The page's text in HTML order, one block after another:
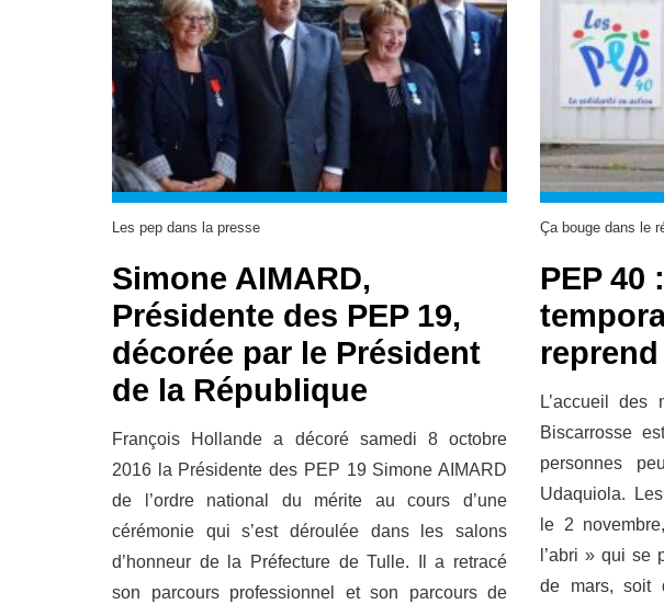
Les pep dans la presse
Simone AIMARD,
Présidente des PEP 19,
décorée par le Président
de la République
François Hollande a décoré samedi 8 octobre
2016 la Présidente des PEP 19 Simone AIMARD
de l’ordre national du mérite au cours d’une
cérémonie qui s’est déroulée dans les salons
d’honneur de la Préfecture de Tulle. Il a retracé
son parcours professionnel et son parcours de
Ça bouge dans le
PEP 40
L’accueil des
Biscarrosse
personnes
Udaquiola.
le 2
l’abri » qui se
de mars, soit